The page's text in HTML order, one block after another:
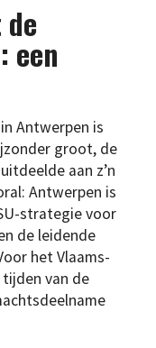
de
een
Antwerpen is
groot, de
aan z’n
Antwerpen is
strategie voor
de leidende
het Vlaams-
van de